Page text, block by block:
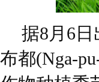
据8月6
布都(Nga-